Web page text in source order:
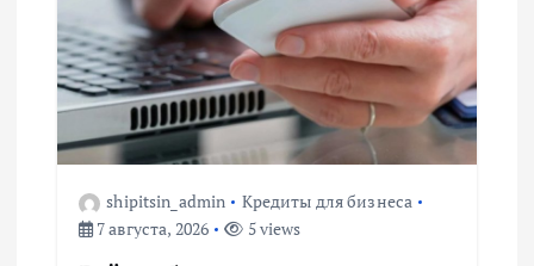
п
о
з
shipitsin_admin
Кредиты для бизнеса
7 августа, 2026
5 views